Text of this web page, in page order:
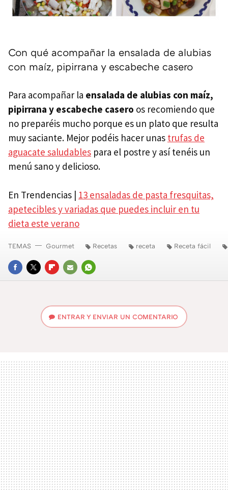
Con qué acompañar la ensalada de alubias
con maíz, pipirrana y escabeche casero
Para acompañar la ensalada de alubias con maíz,
pipirrana y escabeche casero os recomiendo que
no preparéis mucho porque es un plato que resulta
muy saciante. Mejor podéis hacer unas trufas de
aguacate saludables para el postre y así tenéis un
menú sano y delicioso.
En Trendencias | 13 ensaladas de pasta fresquitas,
apetecibles y variadas que puedes incluir en tu
dieta este verano
FACEBOOK
TWITTERFLIPBOARD
E-
WHATSAPP
TEMAS Gourmet Recetas receta Receta fácil
ENTRAR Y ENVIAR UN COMENTARIO